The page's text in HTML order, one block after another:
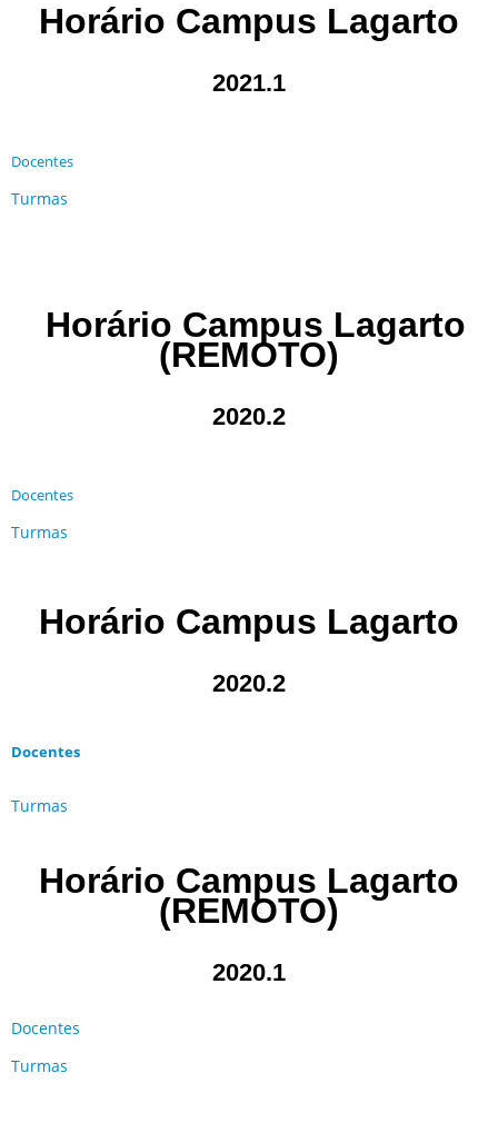
Horário Campus Lagarto
2021.1
Docentes
Turmas
Horário Campus Lagarto
(REMOTO)
2020.2
Docentes
Turmas
Horário Campus Lagarto
2020.2
Docentes
Turmas
Horário Campus Lagarto
(REMOTO)
2020.1
Docentes
Turmas